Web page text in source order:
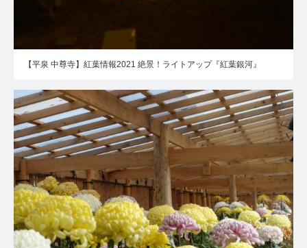
【平泉 中尊寺】紅葉情報2021 絶景！ライトアップ『紅葉銀河』